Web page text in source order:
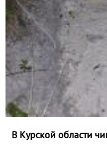
В Курской области